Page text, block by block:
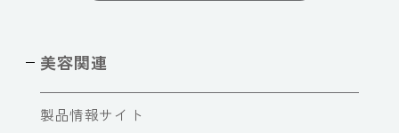
美容関連
製品情報サイト